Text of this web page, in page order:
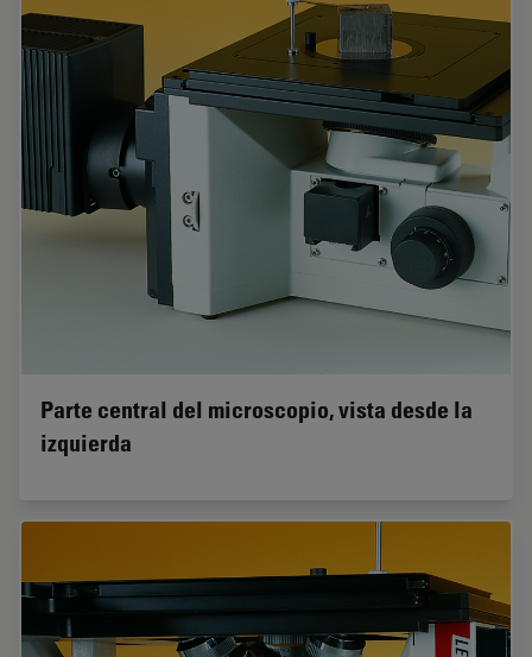
Parte central del microscopio, vista desde la
izquierda